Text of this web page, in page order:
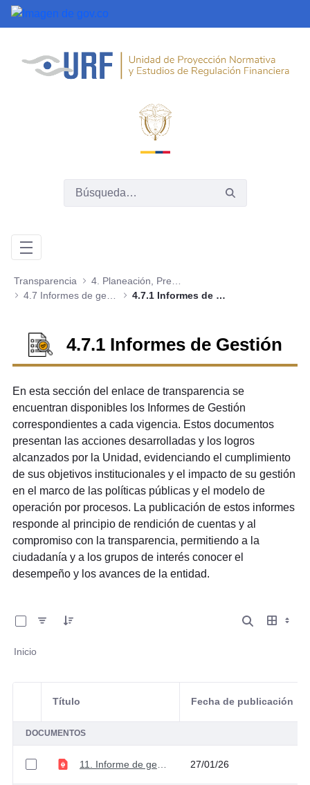
Saltar al contenido principal
Transparencia
4.7.1 Informes de Gestión
4.7.1 Informes de Gestión
En esta sección del enlace de transparencia se
encuentran disponibles los Informes de Gestión
correspondientes a cada vigencia. Estos documentos
presentan las acciones desarrolladas y los logros
alcanzados por la Unidad, evidenciando el cumplimiento
de sus objetivos institucionales y el impacto de su gestión
en el marco de las políticas públicas y el modelo de
operación por procesos. La publicación de estos informes
responde al principio de rendición de cuentas y al
compromiso con la transparencia, permitiendo a la
ciudadanía y a los grupos de interés conocer el
desempeño y los avances de la entidad.
Inicio
Selección del elemento
Título Fecha de publicación
DOCUMENTOS
27/01/26